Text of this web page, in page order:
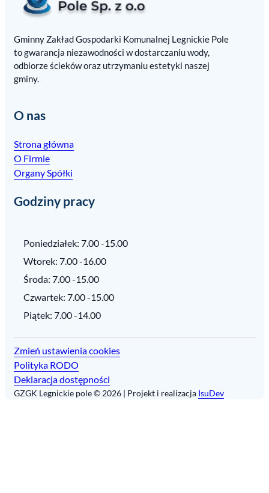
Gminny Zakład Gospodarki Komunalnej Legnickie Pole
to gwarancja niezawodności w dostarczaniu wody,
odbiorze ścieków oraz utrzymaniu estetyki naszej
gminy.
O nas
Strona główna
O Firmie
Organy Spółki
Godziny pracy
Poniedziałek: 7.00 -15.00
Wtorek: 7.00 -16.00
Środa: 7.00 -15.00
Czwartek: 7.00 -15.00
Piątek: 7.00 -14.00
GZGK Legnickie pole © 2026 | Projekt i realizacja IsuDev
Zmień ustawienia cookies
Polityka RODO
Deklaracja dostępności